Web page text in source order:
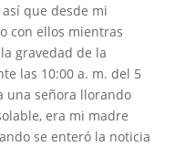
que desde mi
con ellos mientras
gravedad de la
las 10:00 a. m. del 5
una señora llorando
era mi madre
se enteró la noticia